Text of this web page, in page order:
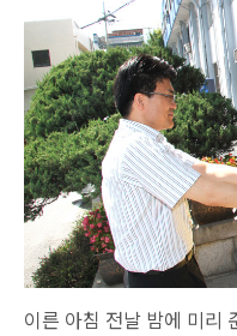
이른 아침 전날 밤에 미리